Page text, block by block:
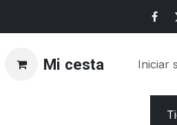
Mi cesta Iniciar